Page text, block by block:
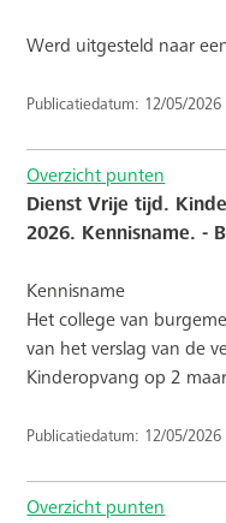
Werd uitgesteld naar
Publicatiedatum: 12/05/2026
Overzicht punten
Dienst Vrije tijd.
2026. Kennisname. -
Kennisname
Het college van
van het verslag van de
Kinderopvang op 2
Publicatiedatum: 12/05/2026
Overzicht punten